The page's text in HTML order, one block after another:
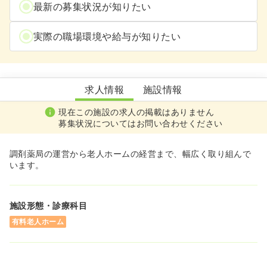
最新の募集状況が知りたい
実際の職場環境や給与が知りたい
介護付有料老人ホームニチイホーム星ヶ丘
求人情報 施設情報
現在この施設の求人の掲載はありません
募集状況についてはお問い合わせください
調剤薬局の運営から老人ホームの経営まで、幅広く取り組んで
います。
施設形態・診療科目
有料老人ホーム